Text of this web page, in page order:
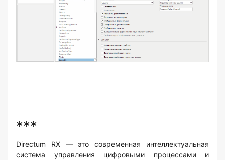
***
Directum RX — это современная интеллектуальная
система управления цифровыми процессами и